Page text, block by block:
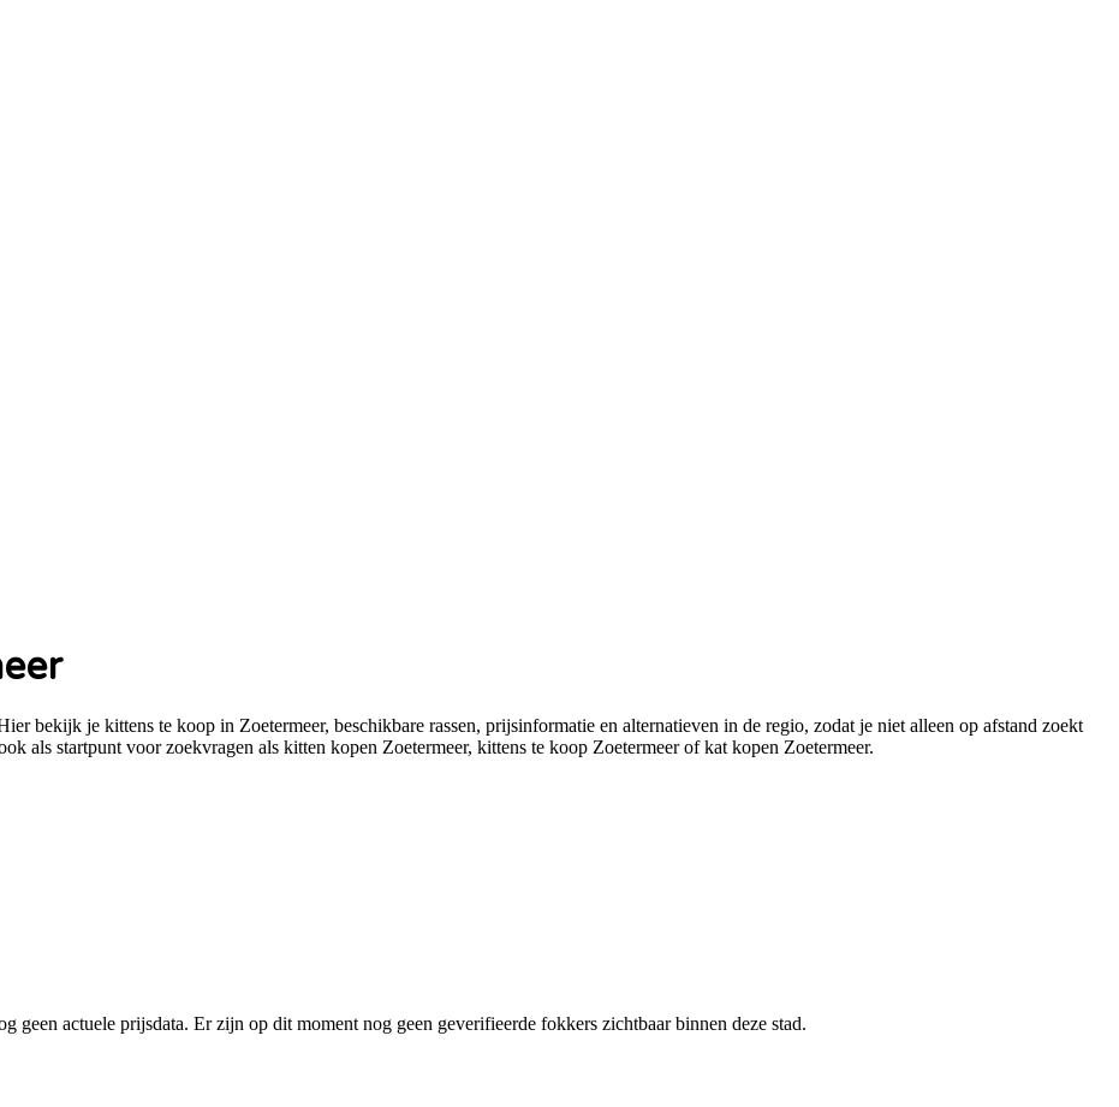
bekijk je kittens te koop in Zoetermeer, beschikbare rassen, prijsinformatie en alternatieven in de regio, zodat je niet alleen op afstand zoekt
als startpunt voor zoekvragen als kitten kopen Zoetermeer, kittens te koop Zoetermeer of kat kopen Zoetermeer.
geen actuele prijsdata. Er zijn op dit moment nog geen geverifieerde fokkers zichtbaar binnen deze stad.